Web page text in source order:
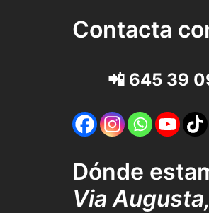
Contacta
📲 645 39
Dónde
Via